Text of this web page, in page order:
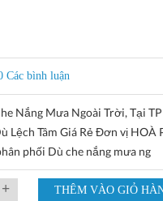
Các bình luận
Nắng Mưa Ngoài Trời, Tại
Lệch Tâm Giá Rẻ Đơn vị HOÀ
phối Dù che nắng mưa ng
+